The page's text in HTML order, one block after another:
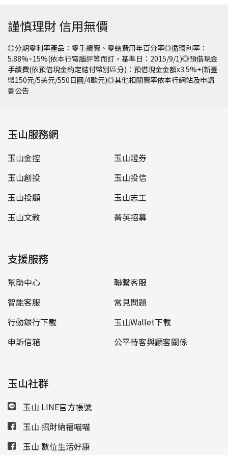
謹慎理財 信用無價
◎分期零利率產品：零手續費、零總費用年百分率◎循環利率：
5.88%~15%(依本行電腦評等而訂，基準日：2015/9/1)◎預借現金
手續費(依預借現金約定結付幣別區分)：預借現金金額x3.5%+(新臺
幣150元/5美元/550日圓/4歐元)◎其他相關費率依本行網站及申請
書公告
玉山服務網
玉山金控
玉山證券
玉山創投
玉山投信
玉山投顧
玉山志工
玉山文教
菁英招募
支援服務
幫助中心
聯繫客服
智能客服
常見問題
行動銀行下載
玉山Wallet下載
申訴信箱
公平待客與顧客關係
玉山社群
玉山 LINE官方帳號
玉山 招財納福喵喵
玉山 數位生活好康